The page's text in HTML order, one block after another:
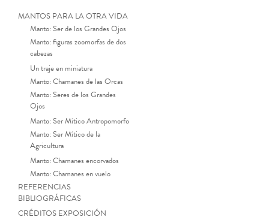
MANTOS PARA LA OTRA VIDA
Manto: Ser de los Grandes Ojos
Manto: figuras zoomorfas de dos
cabezas
Un traje en miniatura
Manto: Chamanes de las Orcas
Manto: Seres de los Grandes
Ojos
Manto: Ser Mítico Antropomorfo
Manto: Ser Mítico de la
Agricultura
Manto: Chamanes encorvados
Manto: Chamanes en vuelo
REFERENCIAS
BIBLIOGRÁFICAS
CRÉDITOS EXPOSICIÓN